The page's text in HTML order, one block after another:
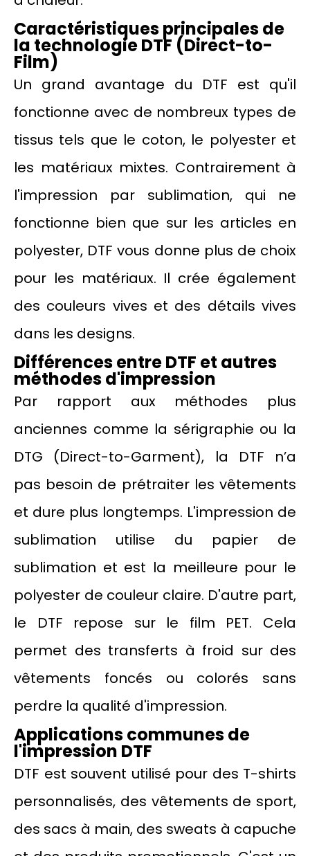
Caractéristiques principales de
la technologie DTF (Direct-to-
Film)
Un grand avantage du DTF est qu'il
fonctionne avec de nombreux types de
tissus tels que le coton, le polyester et
les matériaux mixtes. Contrairement à
l'impression par sublimation, qui ne
fonctionne bien que sur les articles en
polyester, DTF vous donne plus de choix
pour les matériaux. Il crée également
des couleurs vives et des détails vives
dans les designs.
Différences entre DTF et autres
méthodes d'impression
Par rapport aux méthodes plus
anciennes comme la sérigraphie ou la
DTG (Direct-to-Garment), la DTF n’a
pas besoin de prétraiter les vêtements
et dure plus longtemps. L'impression de
sublimation utilise du papier de
sublimation et est la meilleure pour le
polyester de couleur claire. D'autre part,
le DTF repose sur le film PET. Cela
permet des transferts à froid sur des
vêtements foncés ou colorés sans
perdre la qualité d'impression.
Applications communes de
l'impression DTF
DTF est souvent utilisé pour des T-shirts
personnalisés, des vêtements de sport,
des sacs à main, des sweats à capuche